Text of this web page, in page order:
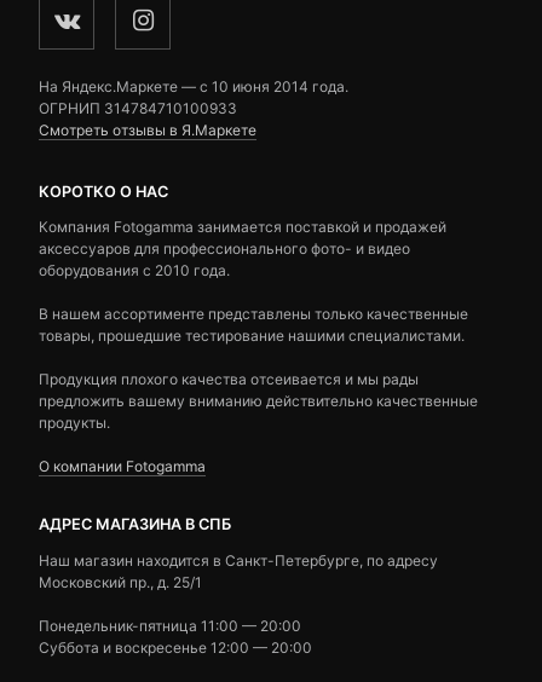
На Яндекс.Маркете — c 10 июня 2014 года.
ОГРНИП 314784710100933
Смотреть отзывы в Я.Маркете
КОРОТКО О НАС
Компания Fotogamma занимается поставкой и продажей
аксессуаров для профессионального фото- и видео
оборудования с 2010 года.
В нашем ассортименте представлены только качественные
товары, прошедшие тестирование нашими специалистами.
Продукция плохого качества отсеивается и мы рады
предложить вашему вниманию действительно качественные
продукты.
О компании Fotogamma
АДРЕС МАГАЗИНА В СПБ
Наш магазин находится в Санкт-Петербурге, по адресу
Московский пр., д. 25/1
Понедельник-пятница 11:00 — 20:00
Суббота и воскресенье 12:00 — 20:00